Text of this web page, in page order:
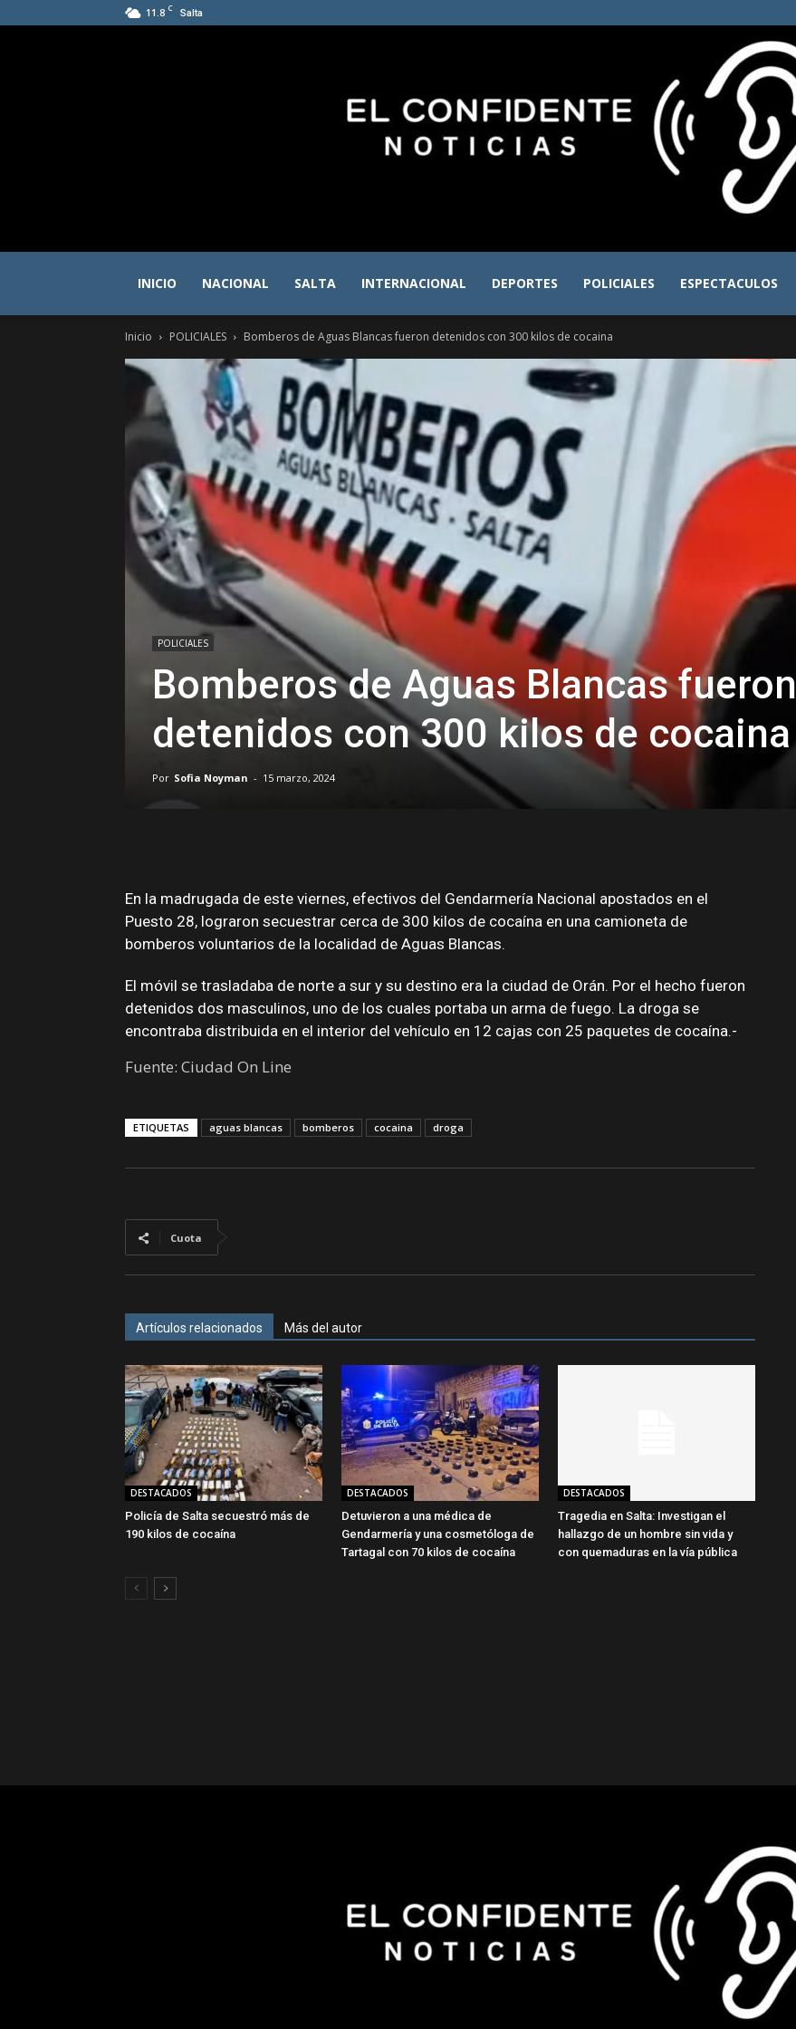
11.8 C Salta
INICIO NACIONAL SALTA INTERNACIONAL DEPORTES POLICIALES ESPECTACULOS
Inicio POLICIALES Bomberos de Aguas Blancas fueron detenidos con 300 kilos de cocaina
POLICIALES
Bomberos de Aguas Blancas fueron
detenidos con 300 kilos de cocaina
Por Sofia Noyman - 15 marzo, 2024
En la madrugada de este viernes, efectivos del Gendarmería Nacional apostados en el
Puesto 28, lograron secuestrar cerca de 300 kilos de cocaína en una camioneta de
bomberos voluntarios de la localidad de Aguas Blancas.
El móvil se trasladaba de norte a sur y su destino era la ciudad de Orán. Por el hecho fueron
detenidos dos masculinos, uno de los cuales portaba un arma de fuego. La droga se
encontraba distribuida en el interior del vehículo en 12 cajas con 25 paquetes de cocaína.-
Fuente: Ciudad On Line
ETIQUETAS aguas blancas bomberos cocaina droga
Cuota
Artículos relacionados Más del autor
DESTACADOS
Policía de Salta secuestró más de
190 kilos de cocaína
DESTACADOS
Detuvieron a una médica de
Gendarmería y una cosmetóloga de
Tartagal con 70 kilos de cocaína
DESTACADOS
Tragedia en Salta: Investigan el
hallazgo de un hombre sin vida y
con quemaduras en la vía pública